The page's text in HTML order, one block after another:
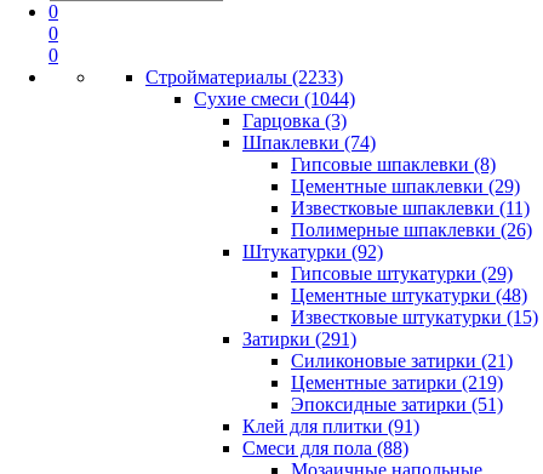
0
0
0
Стройматериалы (2233)
Сухие смеси (1044)
Гарцовка (3)
Шпаклевки (74)
Гипсовые шпаклевки (8)
Цементные шпаклевки (29)
Известковые шпаклевки (11)
Полимерные шпаклевки (26)
Штукатурки (92)
Гипсовые штукатурки (29)
Цементные штукатурки (48)
Известковые штукатурки (15)
Затирки (291)
Силиконовые затирки (21)
Цементные затирки (219)
Эпоксидные затирки (51)
Клей для плитки (91)
Смеси для пола (88)
Мозаичные напольные